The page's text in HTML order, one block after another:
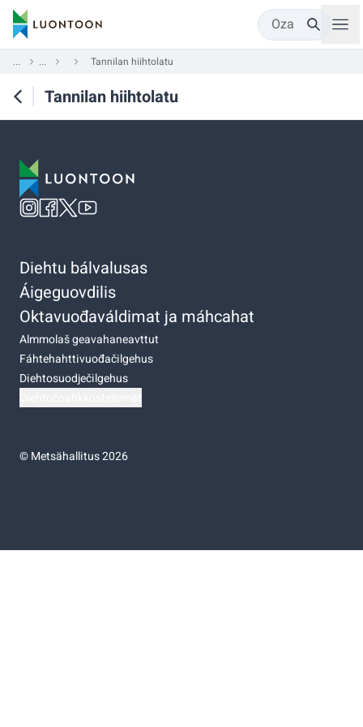
Oza
... ... Tannilan hiihtolatu
Tannilan hiihtolatu
Diehtu bálvalusas
Áigeguovdilis
Oktavuođaváldimat ja máhcahat
Almmolaš geavahaneavttut
Fáhtehahttivuođačilgehus
Diehtosuodječilgehus
©Metsähallitus 2026